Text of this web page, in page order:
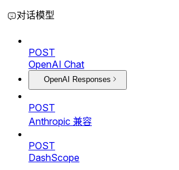
对话模型
POST
OpenAI Chat
OpenAI Responses
POST
Anthropic 兼容
POST
DashScope